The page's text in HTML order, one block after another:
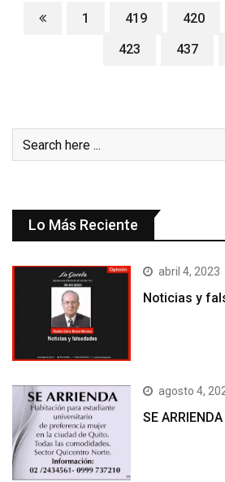
1 419 420
423
437
Lo Más Reciente
abril 4, 2023
Noticias y
agosto 4,
SE ARRIENDA